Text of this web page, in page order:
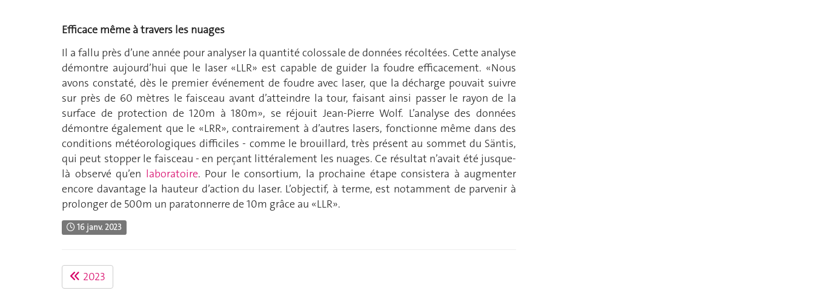
Efficace même à travers les nuages
Il a fallu près d’une année pour analyser la quantité colossale de données récoltées. Cette analyse
démontre aujourd’hui que le laser «LLR» est capable de guider la foudre efficacement. «Nous
avons constaté, dès le premier événement de foudre avec laser, que la décharge pouvait suivre
sur près de 60 mètres le faisceau avant d’atteindre la tour, faisant ainsi passer le rayon de la
surface de protection de 120m à 180m», se réjouit Jean-Pierre Wolf. L’analyse des données
démontre également que le «LRR», contrairement à d’autres lasers, fonctionne même dans des
conditions météorologiques difficiles - comme le brouillard, très présent au sommet du Säntis,
qui peut stopper le faisceau - en perçant littéralement les nuages. Ce résultat n’avait été jusque-
là observé qu’en laboratoire. Pour le consortium, la prochaine étape consistera à augmenter
encore davantage la hauteur d’action du laser. L’objectif, à terme, est notamment de parvenir à
prolonger de 500m un paratonnerre de 10m grâce au «LLR».
16 janv. 2023
2023